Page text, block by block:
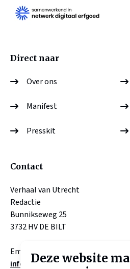
Direct naar
Over ons
Manifest
Presskit
Contact
Verhaal van Utrecht
Redactie
Bunnikseweg 25
3732 HV DE BILT
Email:
info@verhaalvanutrecht.nl
Deze website